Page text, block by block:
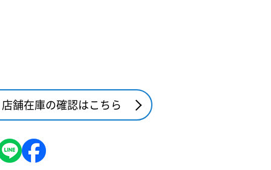
店舗在庫の確認はこちら